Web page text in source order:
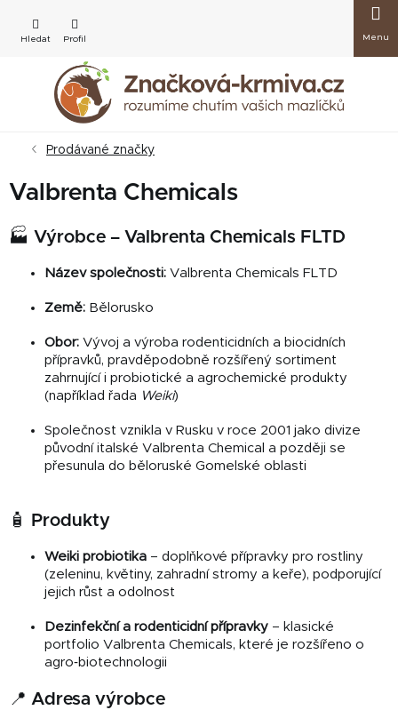
obsah
košík
Prodávané značky
Valbrenta Chemicals
🏭 Výrobce – Valbrenta Chemicals FLTD
Název společnosti: Valbrenta Chemicals FLTD
Země: Bělorusko
Obor: Vývoj a výroba rodenticidních a biocidních
přípravků, pravděpodobně rozšířený sortiment
zahrnující i probiotické a agrochemické produkty
(například řada Weiki)
Společnost vznikla v Rusku v roce 2001 jako divize
původní italské Valbrenta Chemical a později se
přesunula do běloruské Gomelské oblasti
🧴 Produkty
Weiki probiotika – doplňkové přípravky pro rostliny
(zeleninu, květiny, zahradní stromy a keře), podporující
jejich růst a odolnost
Dezinfekční a rodenticidní přípravky – klasické
portfolio Valbrenta Chemicals, které je rozšířeno o
agro‑biotechnologii
📍 Adresa výrobce